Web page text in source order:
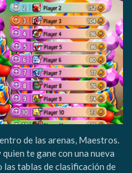
de las arenas, Maestros.
te gane con una nueva
las tablas de clasificación de